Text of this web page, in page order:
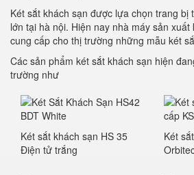
Két sắt khách sạn được lựa chọn trang bị
lớn tại hà nội. Hiện nay nhà máy sản
cung cấp cho thị trường những mẫu két
Các sản phẩm két sắt khách sạn hiện
trường như
Két sắt khách sạn HS 35
Điện tử trắng
Két